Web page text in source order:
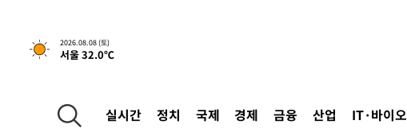
2026.08.08 (토)
서울 32.0℃
실시간 정치 국제 경제 금융 산업 IT·바이오
1시간 전 >[속보]규제합리화위원회 부위원장에 김태유 서울대 공대 교수…이병태
-23441초 전 >
하향수정 (2보)
-22889초 전 >
[속보] 미 사업체, 일자리 7월에 2.3만 개 줄어…실업률은 4.1%로